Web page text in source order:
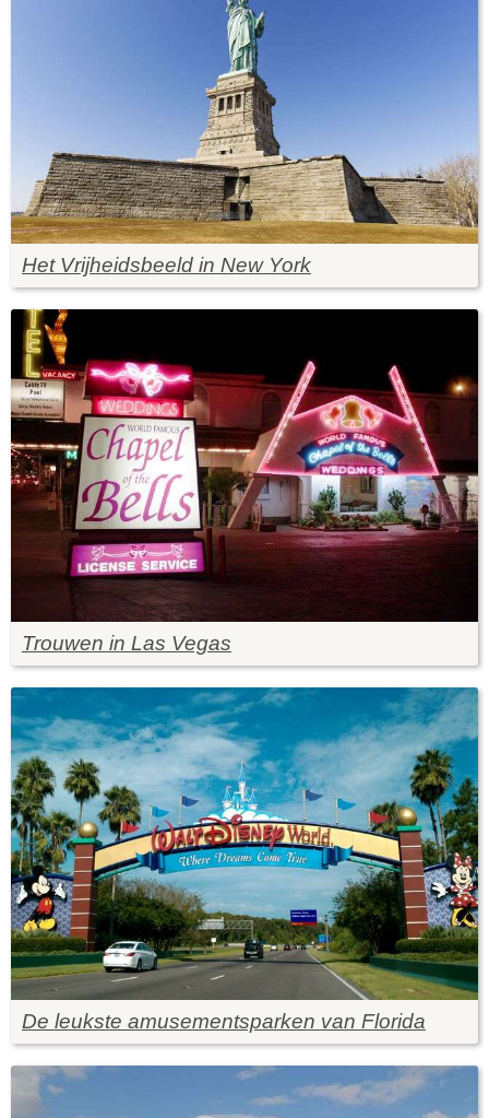
Het Vrijheidsbeeld in New York
Trouwen in Las Vegas
De leukste amusementsparken van Florida